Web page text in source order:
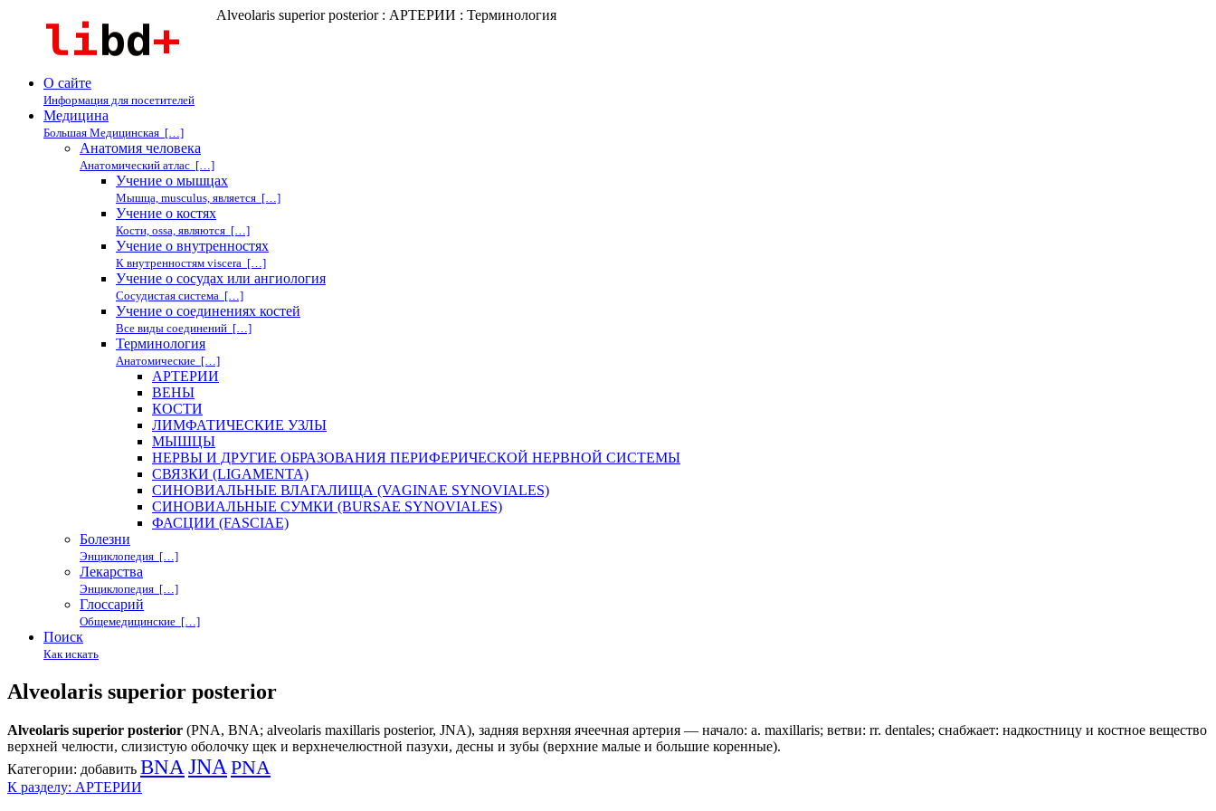
Alveolaris superior posterior : АРТЕРИИ : Терминология
О сайте
Информация для посетителей
Медицина
Большая Медицинская […]
Анатомия человека
Анатомический атлас […]
Учение о мышцах
Мышца, musculus, является […]
Учение о костях
Кости, ossa, являются […]
Учение о внутренностях
К внутренностям viscera […]
Учение о сосудах или ангиология
Сосудистая система […]
Учение о соединениях костей
Все виды соединений […]
Терминология
Анатомические […]
АРТЕРИИ
ВЕНЫ
КОСТИ
ЛИМФАТИЧЕСКИЕ УЗЛЫ
МЫШЦЫ
НЕРВЫ И ДРУГИЕ ОБРАЗОВАНИЯ ПЕРИФЕРИЧЕСКОЙ НЕРВНОЙ СИСТЕМЫ
СВЯЗКИ (LIGAMENTA)
СИНОВИАЛЬНЫЕ ВЛАГАЛИЩА (VAGINAE SYNOVIALES)
СИНОВИАЛЬНЫЕ СУМКИ (BURSAE SYNOVIALES)
ФАСЦИИ (FASCIAE)
Болезни
Энциклопедия […]
Лекарства
Энциклопедия […]
Глоссарий
Общемедицинские […]
Поиск
Как искать
Alveolaris superior posterior
Alveolaris superior posterior (PNA, BNA; alveolaris maxillaris posterior, JNA), задняя верхняя ячеечная артерия — начало: a. maxillaris; ветви: rr. dentales; снабжает: надкостницу и костное вещество
верхней челюсти, слизистую оболочку щек и верхнечелюстной пазухи, десны и зубы (верхние малые и большие коренные).
Категории: добавить BNA JNA PNA
К разделу: АРТЕРИИ